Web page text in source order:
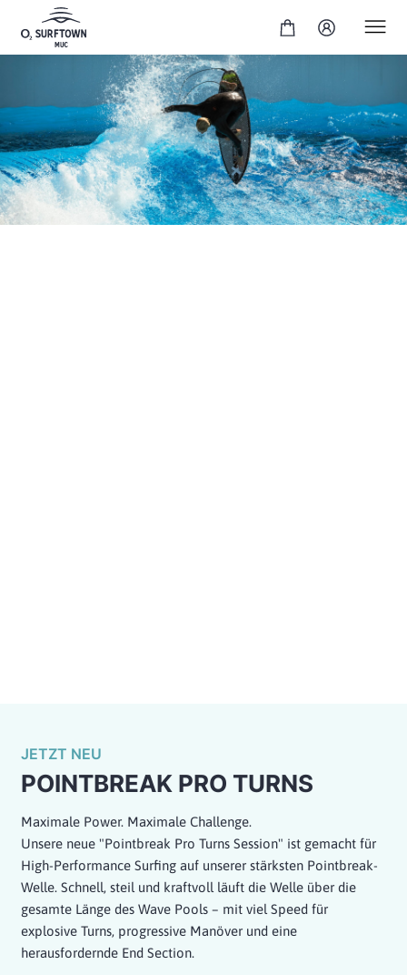
JETZT NEU
POINTBREAK PRO TURNS
Maximale Power. Maximale Challenge.
Unsere neue "Pointbreak Pro Turns Session" ist gemacht für
High-Performance Surfing auf unserer stärksten Pointbreak-
Welle. Schnell, steil und kraftvoll läuft die Welle über die
gesamte Länge des Wave Pools – mit viel Speed für
explosive Turns, progressive Manöver und eine
herausfordernde End Section.